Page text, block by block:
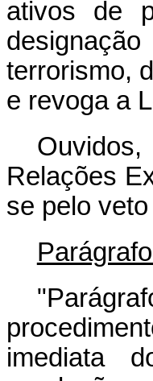
ativos de
terrorismo,
e revoga a
Relações
se pelo
imediata